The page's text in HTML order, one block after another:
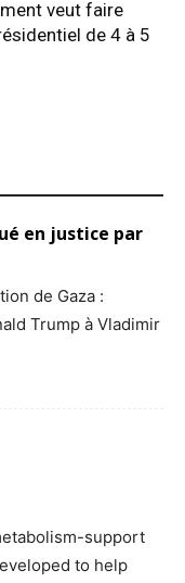
veut faire
de 4 à 5
en justice par
de Gaza :
Trump à Vladimir
support
to help